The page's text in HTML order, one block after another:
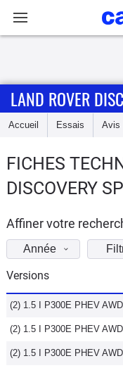
Accueil
Essais
d'achat
Electriques
Utilitaires
Flottes
Auto
LAND ROVER
Accueil Essais Avis
FICHES
DISCOVERY
Affiner votre
Année
Versions
(2) 1.5 I P300E PHEV
(2) 1.5 I P300E PHEV
(2) 1.5 I P300E PHEV